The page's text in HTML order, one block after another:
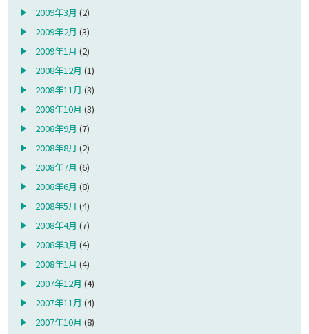
2009年3月 (2)
2009年2月 (3)
2009年1月 (2)
2008年12月 (1)
2008年11月 (3)
2008年10月 (3)
2008年9月 (7)
2008年8月 (2)
2008年7月 (6)
2008年6月 (8)
2008年5月 (4)
2008年4月 (7)
2008年3月 (4)
2008年1月 (4)
2007年12月 (4)
2007年11月 (4)
2007年10月 (8)